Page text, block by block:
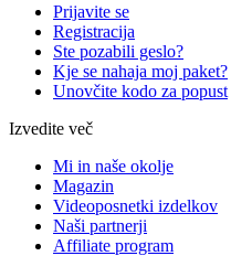
Prijavite se
Registracija
Ste pozabili geslo?
Kje se nahaja moj paket?
Unovčite kodo za popust
Izvedite več
Mi in naše okolje
Magazin
Videoposnetki izdelkov
Naši partnerji
Affiliate program